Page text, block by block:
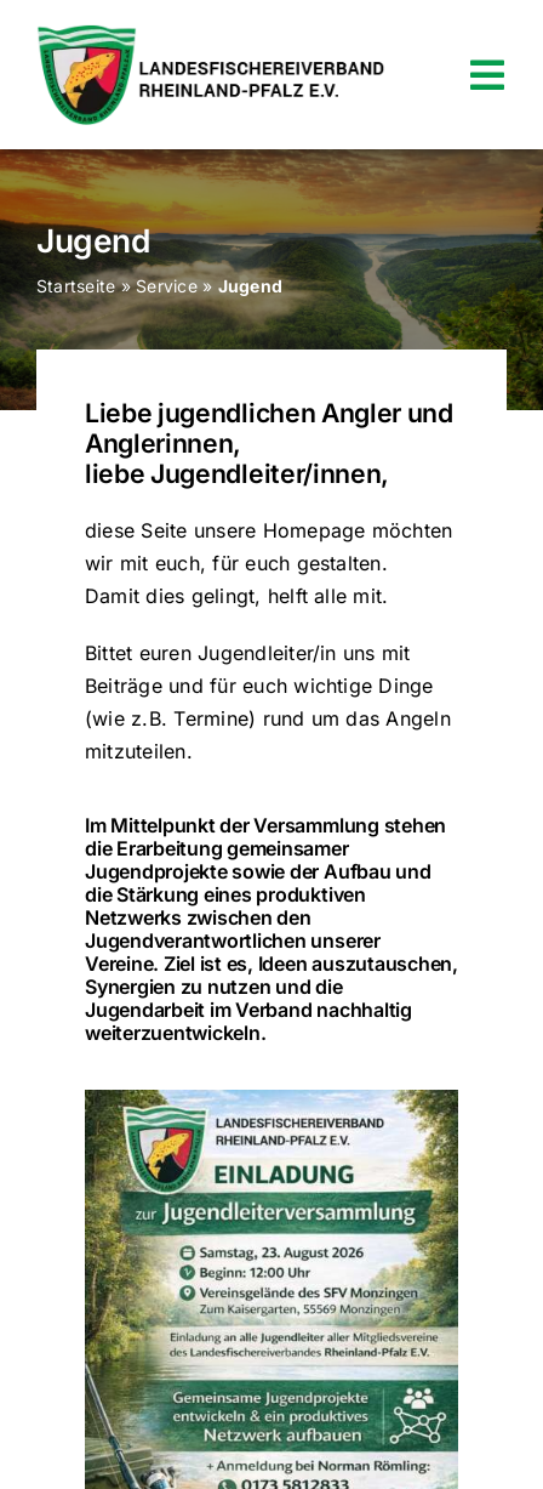
Inhalt
springen
News
Verein
Termine
Shop
Service
Jugend
Startseite»Service» Jugend
Liebe jugendlichen Angler und
Anglerinnen,
liebe Jugendleiter/innen,
diese Seite unsere Homepage möchten
wir mit euch, für euch gestalten.
Damit dies gelingt, helft alle mit.
Bittet euren Jugendleiter/in uns mit
Beiträge und für euch wichtige Dinge
(wie z.B. Termine) rund um das Angeln
mitzuteilen.
Im Mittelpunkt der Versammlung stehen
die Erarbeitung gemeinsamer
Jugendprojekte sowie der Aufbau und
die Stärkung eines produktiven
Netzwerks zwischen den
Jugendverantwortlichen unserer
Vereine. Ziel ist es, Ideen auszutauschen,
Synergien zu nutzen und die
Jugendarbeit im Verband nachhaltig
weiterzuentwickeln.